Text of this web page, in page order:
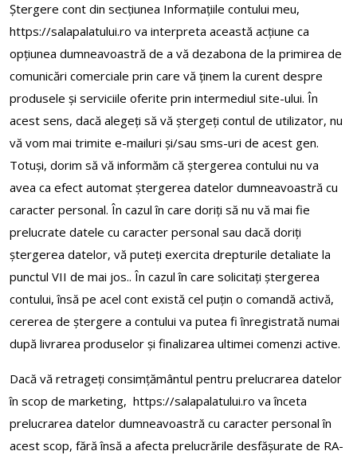
Ștergere cont din secțiunea Informațiile contului meu,
https://salapalatului.ro va interpreta această acțiune ca
opțiunea dumneavoastră de a vă dezabona de la primirea de
comunicări comerciale prin care vă ținem la curent despre
produsele și serviciile oferite prin intermediul site-ului. În
acest sens, dacă alegeți să vă ștergeți contul de utilizator, nu
vă vom mai trimite e-mailuri și/sau sms-uri de acest gen.
Totuși, dorim să vă informăm că ștergerea contului nu va
avea ca efect automat ștergerea datelor dumneavoastră cu
caracter personal. În cazul în care doriți să nu vă mai fie
prelucrate datele cu caracter personal sau dacă doriți
ștergerea datelor, vă puteți exercita drepturile detaliate la
punctul VII de mai jos.. În cazul în care solicitați ştergerea
contului, însă pe acel cont există cel puţin o comandă activă,
cererea de ştergere a contului va putea fi înregistrată numai
după livrarea produselor şi finalizarea ultimei comenzi active.
Dacă vă retrageți consimțământul pentru prelucrarea datelor
în scop de marketing, https://salapalatului.ro va înceta
prelucrarea datelor dumneavoastră cu caracter personal în
acest scop, fără însă a afecta prelucrările desfășurate de RA-